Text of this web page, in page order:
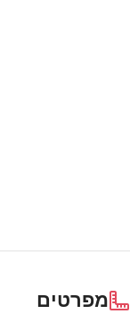
מפרטים